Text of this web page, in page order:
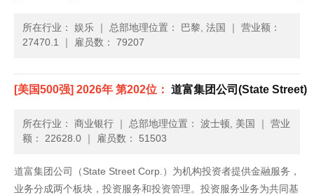
所在行业： 娱乐 ｜ 总部地理位置： 巴黎, 法国 ｜ 营业额：
27470.1
｜ 雇员数： 79207
[美国500强] 2026年 第202位： 道富集团公司(State Street)
所在行业： 商业银行 ｜ 总部地理位置： 波士顿, 美国 ｜ 营业
额： 22628.0 ｜ 雇员数： 51503
道富集团公司（State Street Corp.）为机构投资者提供金融服务，
业务分成两个板块，投资服务和投资管理。投资服务业务为共同基